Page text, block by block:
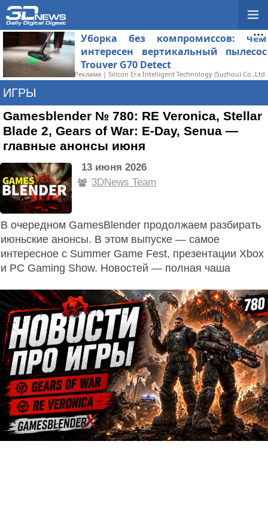
Уборка без компромиссов: чем
интересен вертикальный пылесос
Trouver G70 Detect
Реклама | Silicon Era Intelligent Technology (Suzhou) Co.,Ltd.
ИГРЫ
Gamesblender № 780: RE Veronica, Stellar
Blade 2, Gears of War: E-Day, Senua —
главные анонсы июня
13 июня 2026
3DNews Team
В очередном GamesBlender продолжаем разбирать
июньские анонсы. В этом выпуске — самое
интересное с Summer Game Fest, презентации Xbox
и PC Gaming Show. Новостей — полная чаша